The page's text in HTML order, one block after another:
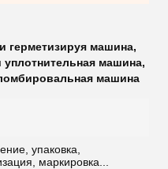
герметизируя машина,
уплотнительная машина,
машина
упаковка,
маркировка...